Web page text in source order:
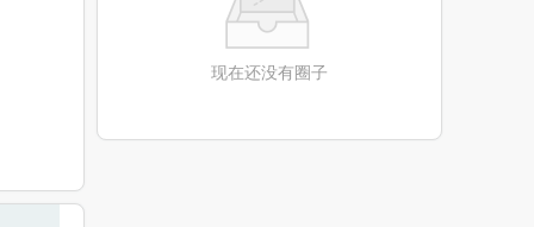
现在还没有圈子